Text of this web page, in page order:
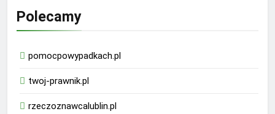
Polecamy
pomocpowypadkach.pl
twoj-prawnik.pl
rzeczoznawcalublin.pl